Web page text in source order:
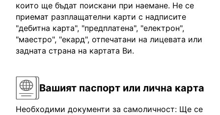
които ще бъдат поискани при наемане. Не се
приемат разплащателни карти с надписите
"дебитна карта", "предплатена", "електрон",
"маестро", "екард", отпечатани на лицевата или
задната страна на картата Ви.
Вашият паспорт или лична карта
Необходими документи за самоличност: Ще се